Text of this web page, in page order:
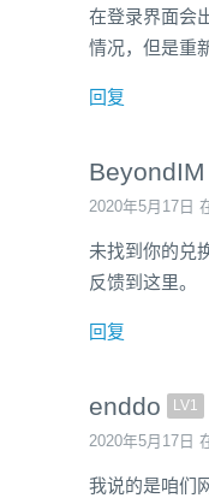
在登录界面会
情况，但是重
回复
BeyondIM
2020年5月17日
未找到你的兑
反馈到这里。
回复
enddo LV1
2020年5月17日
我说的是咱们